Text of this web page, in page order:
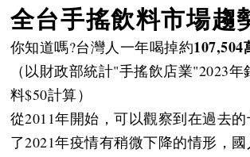
全台手搖飲料市場趨
你知道嗎?台灣人一年喝掉約107,504
（以財政部統計"手搖飲店業"2023
料$50計算）
從2011年開始，可以觀察到在過去
了2021年疫情有稍微下降的情形，